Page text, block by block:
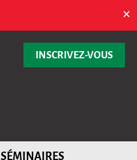
✕
INSCRIVEZ-VOUS
SÉMINAIRES